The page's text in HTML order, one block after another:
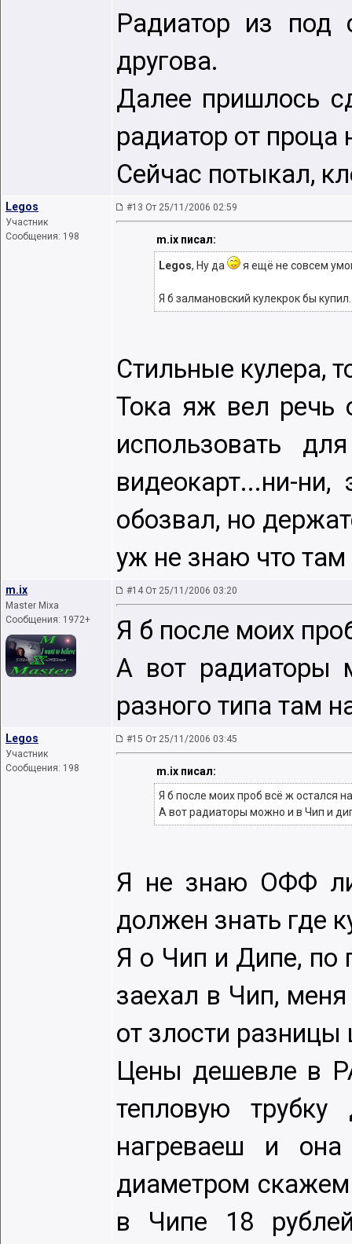
Радиатор из под
другова.
Далее пришлось
радиатор от проца
Сейчас потыкал,
Legos
Участник
Сообщения: 198
#13 От 25/11/2006 02:59
m.ix писал:
Legos, Ну да я ещё не совсем
Я б залмановский кулекрок бы купил.
Стильные кулера,
Тока яж вел речь
использовать
видеокарт...ни-
обозвал, но
уж не знаю что
m.ix
Master Mixa
Сообщения: 1972+
#14 От 25/11/2006 03:20
Я б после моих
А вот радиаторы
разного типа там
Legos
Участник
Сообщения: 198
#15 От 25/11/2006 03:45
m.ix писал:
Я б после моих проб всё ж остался
А вот радиаторы можно и в Чип и
Я не знаю ОФФ ли
должен знать где
Я о Чип и Дипе, по
заехал в Чип,
от злости
Цены дешевле в
тепловую
нагреваеш и она
диаметром
в Чипе 18